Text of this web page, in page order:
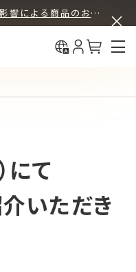
熊本県で発生した地震の影響による商品のお届けについて
中国（简体
中國（繁體
にて
介いただき